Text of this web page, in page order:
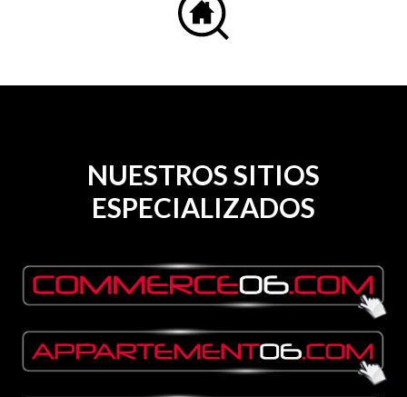
NUESTROS SITIOS
ESPECIALIZADOS